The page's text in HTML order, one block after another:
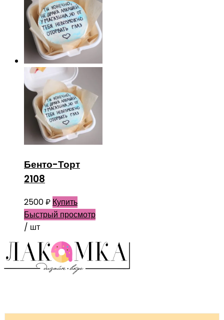
Бенто-Торт
2108
2500₽ Купить
Быстрый просмотр
/ шт